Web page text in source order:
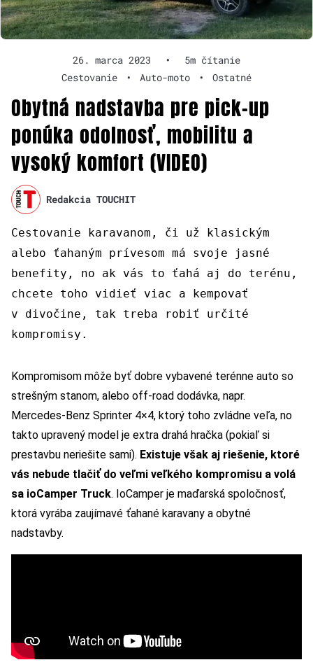
26. marca 2023 •
5m čítanie
Cestovanie
• Auto-moto • Ostatné
Obytná nadstavba pre pick-up
ponúka odolnosť, mobilitu a
vysoký komfort (VIDEO)
Redakcia TOUCHIT
Cestovanie karavanom, či už klasickým
alebo ťahaným prívesom má svoje jasné
benefity, no ak vás to ťahá aj do terénu,
chcete toho vidieť viac a kempovať
v divočine, tak treba robiť určité
kompromisy.
Kompromisom môže byť dobre vybavené terénne auto so
strešným stanom, alebo off-road dodávka, napr.
Mercedes-Benz Sprinter 4×4, ktorý toho zvládne veľa, no
takto upravený model je extra drahá hračka (pokiaľ si
prestavbu neriešite sami). Existuje však aj riešenie, ktoré
vás nebude tlačiť do veľmi veľkého kompromisu a volá
sa ioCamper Truck. IoCamper je maďarská spoločnosť,
ktorá vyrába zaujímavé ťahané karavany a obytné
nadstavby.